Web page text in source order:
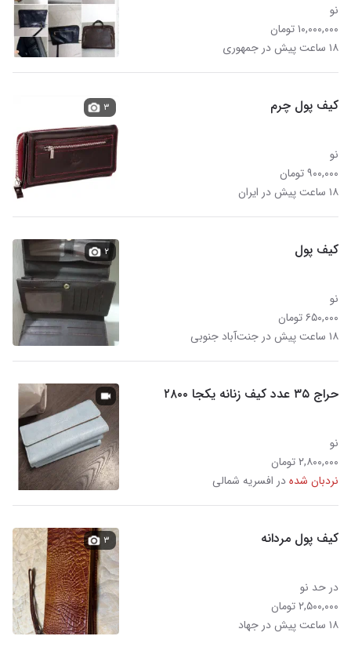
نو
۱۰,۰۰۰,۰۰۰ تومان
۱۸ ساعت پیش در جمهوری
کیف پول چرم
نو
۹۰۰,۰۰۰ تومان
۱۸ ساعت پیش در ایران
۳
کیف پول
نو
۶۵۰,۰۰۰ تومان
۱۸ ساعت پیش در جنت‌آباد جنوبی
۲
حراج ۳۵ عدد کیف زنانه یکجا ۲۸۰۰
نو
۲,۸۰۰,۰۰۰ تومان
نردبان شدهدر افسریه شمالی
کیف پول مردانه
در حد نو
۲,۵۰۰,۰۰۰ تومان
۱۸ ساعت پیش در جهاد
۳